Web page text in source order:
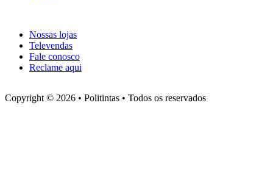
Nossas lojas
Televendas
Fale conosco
Reclame aqui
Copyright © 2026 • Politintas • Todos os reservados